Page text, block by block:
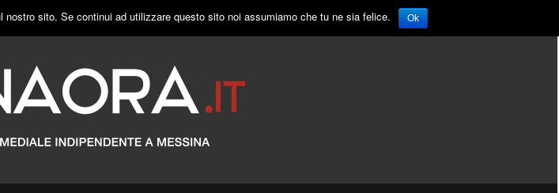
sito. Se continui ad utilizzare questo sito noi assumiamo che tu ne sia felice. Ok